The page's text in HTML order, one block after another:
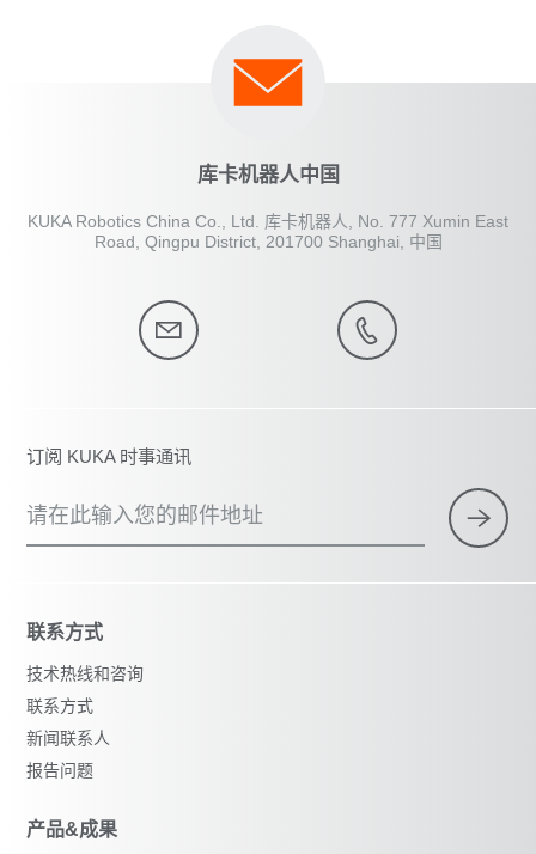
库卡机器人中国
KUKA Robotics China Co., Ltd. 库卡机器人, No. 777 Xumin East
Road, Qingpu District, 201700 Shanghai, 中国
订阅 KUKA 时事通讯
请在此输入您的邮件地址
联系方式
技术热线和咨询
联系方式
新闻联系人
报告问题
产品&成果